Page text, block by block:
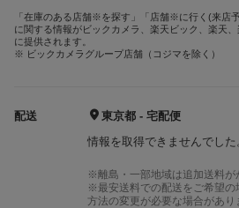
「在庫のある店舗※を探す」「店舗※に行く(来店
に関する情報がビックカメラ、楽天ビック、楽天
に提供されます。
※ ビックカメラグループ店舗（コジマを除く）
配送
東京都 - 宅配便
情報を取得できませんでし
※離島・一部地域は追加送料が
※最安送料での配送をご希望の
方法の変更が必要な場合があり